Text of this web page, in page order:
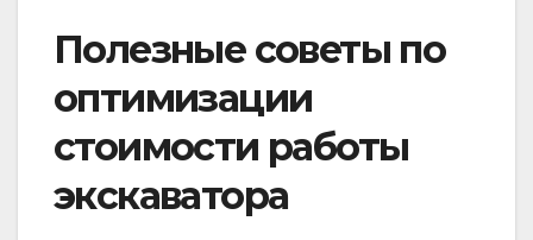
Полезные советы по
оптимизации
стоимости работы
экскаватора